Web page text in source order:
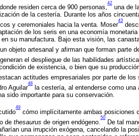
residen cerca de 900 personas,
42
una de
de la cestería. Durante los años
y ceremoniales hacia la venta. Moser
43
de los seris en una economía
su manufactura. Bajo esta visión, las
objeto artesanal y afirman que forman parte
el despliegue de las habilidades
de existencia, o bien que su
actitudes empresariales por parte de los
Aguilar
48
la cestería, al entenderse como
sido importante para su conservación.
49
cómo implícitamente ambas posiciones
de thesaurus de origen endógeno.
50
De tal
una irrupción exógena, cancelando la